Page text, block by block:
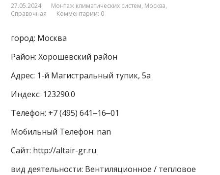
27.05.2024 Монтаж климатических систем, Москва,
Справочная
Комментарии: 0
город: Москва
Район: Хорошёвский район
Адрес: 1-й Магистральный тупик, 5а
Индекс: 123290.0
Телефон: +7 (495) 641‒16‒01
Мобильный Телефон: nan
Сайт: http://altair-gr.ru
вид деятельности: Вентиляционное / тепловое